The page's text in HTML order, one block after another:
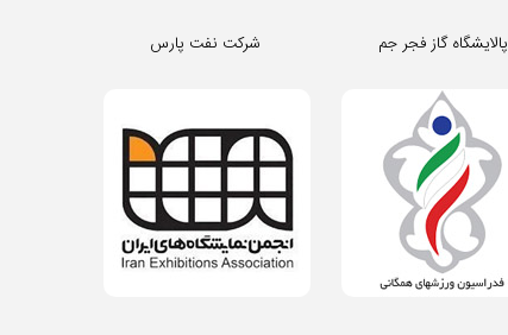
شرکت نفت پارس پالایشگاه گاز فجر جم